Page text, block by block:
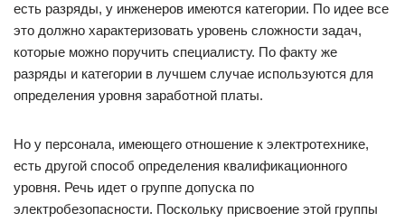
есть разряды, у инженеров имеются категории. По идее все
это должно характеризовать уровень сложности задач,
которые можно поручить специалисту. По факту же
разряды и категории в лучшем случае используются для
определения уровня заработной платы.
Но у персонала, имеющего отношение к электротехнике,
есть другой способ определения квалификационного
уровня. Речь идет о группе допуска по
электробезопасности. Поскольку присвоение этой группы